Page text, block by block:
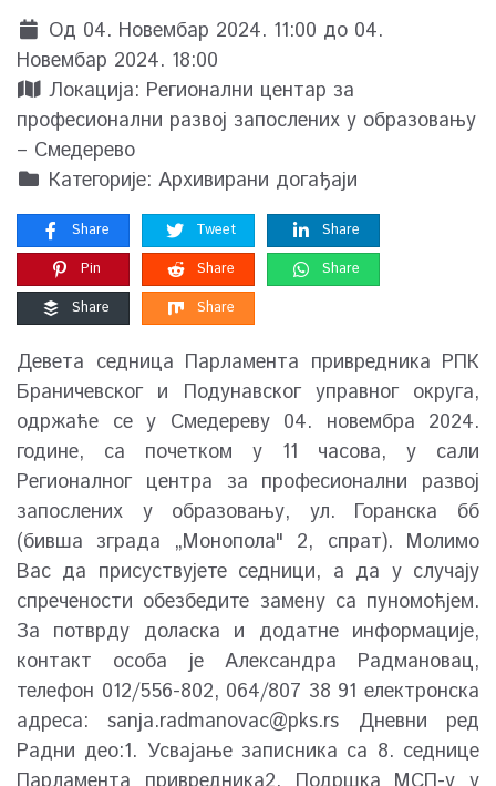
Од 04. Новембар 2024. 11:00 до 04.
Новембар 2024. 18:00
Локација: Регионални центар за
професионални развој запослених у образовању
– Смедерево
Категорије: Архивирани догађаји
Share Tweet
Share
Pin
Share
Share
Share
Share
Девета седница Парламента привредника РПК
Браничевског и Подунавског управног округа,
одржаће се у Смедереву 04. новембра 2024.
године, са почетком у 11 часова, у сали
Регионалног центра за професионални развој
запослених у образовању, ул. Горанска бб
(бивша зграда „Монопола" 2, спрат). Молимо
Вас да присуствујете седници, а да у случају
спречености обезбедите замену са пуномоћјем.
За потврду доласка и додатне информације,
контакт особа је Александра Радмановац,
телефон 012/556-802, 064/807 38 91 електронска
адреса:sanja.radmanovac@pks.rs Дневни ред
Радни део:1. Усвајање записника са 8. седнице